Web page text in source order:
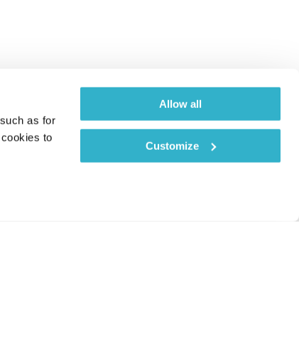
as for
to
Allow all
Customize